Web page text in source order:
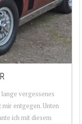
vergessenes
entgegen. Unten
ich mit diesem